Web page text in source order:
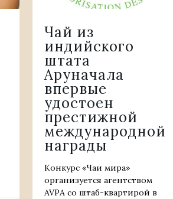
Чай из
индийского
штата
Аруначала
впервые
удостоен
престижной
международной
награды
Конкурс «Чаи мира»
организуется агентством
AVPA со штаб-квартирой в